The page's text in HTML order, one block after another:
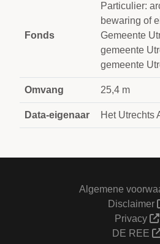
Fonds
Particulier:
bewaring of
Gemeente
gemeente
gemeente
Omvang 25,4 m
Data-eigenaar Het Utrechts
Algemene
Disclaimer
Privacy
DE REE